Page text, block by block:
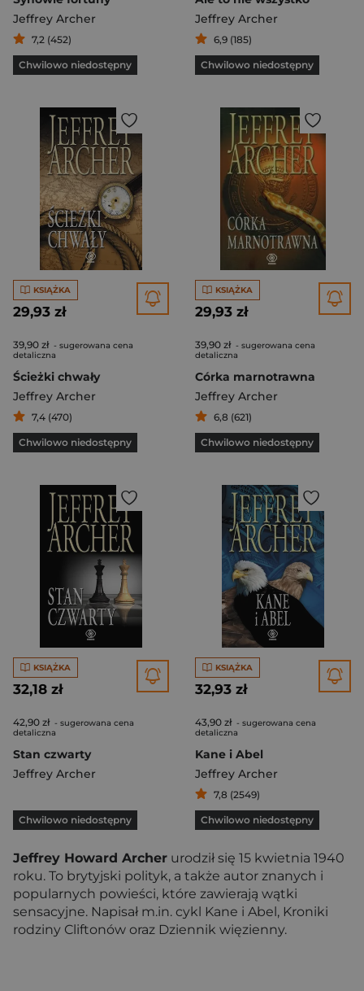
Jeffrey Archer
7,2 (452)
Chwilowo niedostępny
Jeffrey Archer
6,9 (185)
Chwilowo niedostępny
KSIĄŻKA
29,93 zł
39,90 zł - sugerowana cena
detaliczna
Ścieżki chwały
Jeffrey Archer
7,4 (470)
Chwilowo niedostępny
KSIĄŻKA
29,93 zł
39,90 zł - sugerowana cena
detaliczna
Córka marnotrawna
Jeffrey Archer
6,8 (621)
Chwilowo niedostępny
KSIĄŻKA
32,18 zł
42,90 zł - sugerowana cena
detaliczna
Stan czwarty
Jeffrey Archer
Chwilowo niedostępny
KSIĄŻKA
32,93 zł
43,90 zł - sugerowana cena
detaliczna
Kane i Abel
Jeffrey Archer
7,8 (2549)
Chwilowo niedostępny
Jeffrey Howard Archer urodził się 15 kwietnia 1940
roku. To brytyjski polityk, a także autor znanych i
popularnych powieści, które zawierają wątki
sensacyjne. Napisał m.in. cykl Kane i Abel, Kroniki
rodziny Cliftonów oraz Dziennik więzienny.